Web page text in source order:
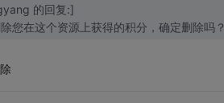
的回复:]
您在这个资源上获得的积分，确定删除吗？